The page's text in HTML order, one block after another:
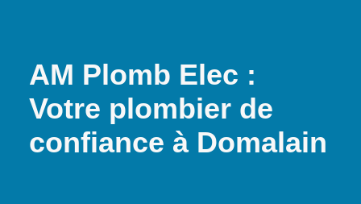
AM Plomb Elec :
Votre plombier de
confiance à Domalain